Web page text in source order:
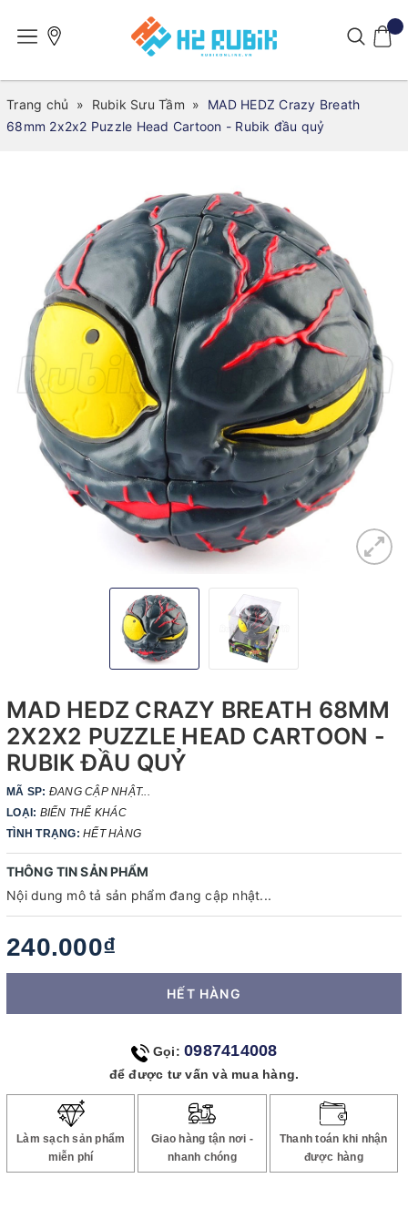
Trang chủ » Rubik Sưu Tầm »
MAD HEDZ Crazy Breath
68mm 2x2x2 Puzzle Head Cartoon - Rubik đầu quỷ
MAD HEDZ CRAZY BREATH 68MM
2X2X2 PUZZLE HEAD CARTOON -
RUBIK ĐẦU QUỶ
MÃ SP: ĐANG CẬP NHẬT...
LOẠI: BIẾN THỂ KHÁC
TÌNH TRẠNG: HẾT HÀNG
THÔNG TIN SẢN PHẨM
Nội dung mô tả sản phẩm đang cập nhật...
240.000₫
HẾT HÀNG
Gọi: 0987414008
để được tư vấn và mua hàng.
Làm sạch sản phẩm
miễn phí
Giao hàng tận nơi -
nhanh chóng
Thanh toán khi nhận
được hàng